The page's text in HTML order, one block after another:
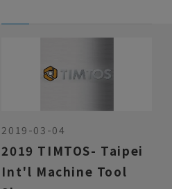
2019-03-04
2019 TIMTOS- Taipei
Int'l Machine Tool